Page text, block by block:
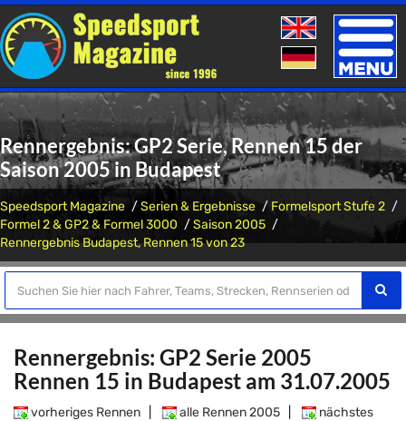
Toggle
Rennergebnis: GP2 Serie, Rennen 15 der
Saison 2005 in Budapest
Speedsport Magazine Serien & Ergebnisse
Formelsport Stufe 2
Formel 2 & GP2 & Formel 3000
Saison 2005
Rennergebnis Budapest, Rennen 15 von 23
Rennergebnis: GP2 Serie 2005
Rennen 15 in Budapest am 31.07.2005
vorheriges Rennen alle Rennen 2005
nächstes